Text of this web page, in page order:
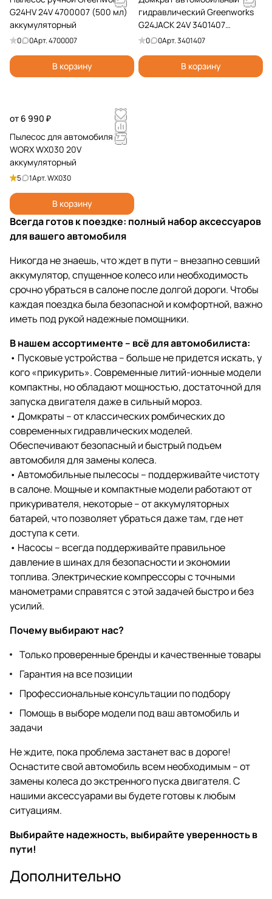
G24HV 24V 4700007 (500 мл)
аккумуляторный
0 0Арт.4700007
В корзину
гидравлический Greenworks
G24JACK 24V 3401407
аккумуляторный
0 0Арт.3401407
В корзину
от 6 990 ₽
Пылесос для автомобиля
WORX WX030 20V
аккумуляторный
5 1Арт.WX030
В корзину
Всегда готов к поездке: полный набор аксессуаров
для вашего автомобиля
Никогда не знаешь, что ждет в пути – внезапно севший
аккумулятор, спущенное колесо или необходимость
срочно убраться в салоне после долгой дороги. Чтобы
каждая поездка была безопасной и комфортной, важно
иметь под рукой надежные помощники.
В нашем ассортименте – всё для автомобилиста:
• Пусковые устройства – больше не придется искать, у
кого «прикурить». Современные литий-ионные модели
компактны, но обладают мощностью, достаточной для
запуска двигателя даже в сильный мороз.
• Домкраты – от классических ромбических до
современных гидравлических моделей.
Обеспечивают безопасный и быстрый подъем
автомобиля для замены колеса.
• Автомобильные пылесосы – поддерживайте чистоту
в салоне. Мощные и компактные модели работают от
прикуривателя, некоторые – от аккумуляторных
батарей, что позволяет убраться даже там, где нет
доступа к сети.
• Насосы – всегда поддерживайте правильное
давление в шинах для безопасности и экономии
топлива. Электрические компрессоры с точными
манометрами справятся с этой задачей быстро и без
усилий.
Почему выбирают нас?
Только проверенные бренды и качественные товары
Гарантия на все позиции
Профессиональные консультации по подбору
Помощь в выборе модели под ваш автомобиль и
задачи
Не ждите, пока проблема застанет вас в дороге!
Оснастите свой автомобиль всем необходимым – от
замены колеса до экстренного пуска двигателя. С
нашими аксессуарами вы будете готовы к любым
ситуациям.
Выбирайте надежность, выбирайте уверенность в
пути!
Дополнительно